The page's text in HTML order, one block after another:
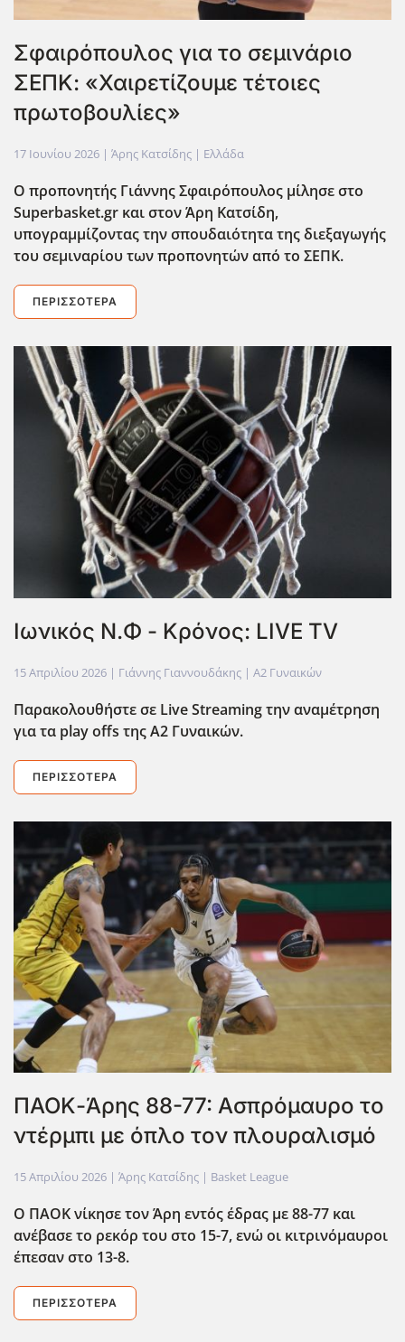
Σφαιρόπουλος για το σεμινάριο
ΣΕΠΚ: «Χαιρετίζουμε τέτοιες
πρωτοβουλίες»
17 Ιουνίου 2026 | Άρης Κατσίδης | Ελλάδα
Ο προπονητής Γιάννης Σφαιρόπουλος μίλησε στο
Superbasket.gr και στον Άρη Κατσίδη,
υπογραμμίζοντας την σπουδαιότητα της διεξαγωγής
του σεμιναρίου των προπονητών από το ΣΕΠΚ.
ΠΕΡΙΣΣΌΤΕΡΑ
Ιωνικός Ν.Φ - Κρόνος: LIVE TV
15 Απριλίου 2026 | Γιάννης Γιαννουδάκης | Α2 Γυναικών
Παρακολουθήστε σε Live Streaming την αναμέτρηση
για τα play offs της Α2 Γυναικών.
ΠΕΡΙΣΣΌΤΕΡΑ
ΠΑΟΚ-Άρης 88-77: Ασπρόμαυρο το
ντέρμπι με όπλο τον πλουραλισμό
15 Απριλίου 2026 | Άρης Κατσίδης | Basket League
Ο ΠΑΟΚ νίκησε τον Άρη εντός έδρας με 88-77 και
ανέβασε το ρεκόρ του στο 15-7, ενώ οι κιτρινόμαυροι
έπεσαν στο 13-8.
ΠΕΡΙΣΣΌΤΕΡΑ